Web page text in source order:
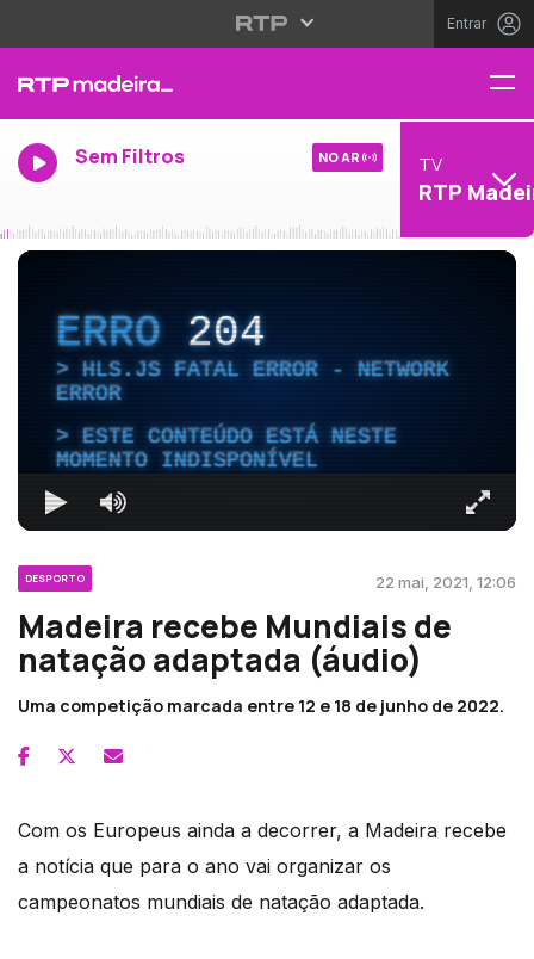
Entrar
Sem Filtros NO AR TV
RTP
ERRO204
HLS.JS FATAL ERROR - NETWORK
ERROR
ESTE CONTEÚDO ESTÁ NESTE
MOMENTO INDISPONÍVEL
DESPORTO 22 mai, 2021, 12:06
Madeira recebe Mundiais de
natação adaptada (áudio)
Uma competição marcada entre 12 e 18 de junho de 2022.
Com os Europeus ainda a decorrer, a Madeira recebe
a notícia que para o ano vai organizar os
campeonatos mundiais de natação adaptada.